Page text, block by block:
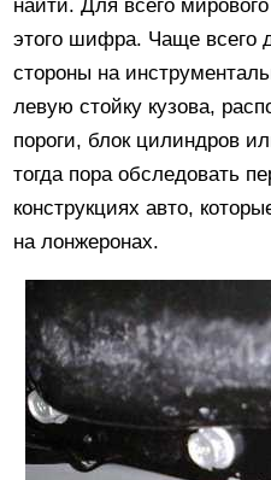
найти. Для всего
этого шифра. Чаще всего
стороны на
левую стойку кузова,
пороги, блок цилиндров
тогда пора обследовать
конструкциях авто,
на лонжеронах.